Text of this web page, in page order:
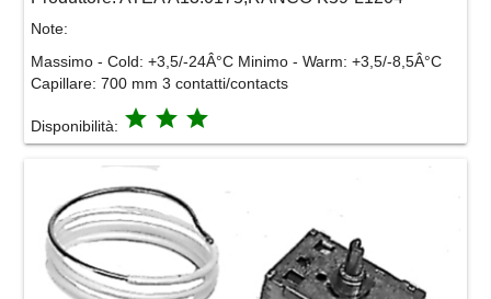
Note:
Massimo - Cold: +3,5/-24Â°C Minimo - Warm: +3,5/-8,5Â°C
Capillare: 700 mm 3 contatti/contacts
Disponibilità: grade grade grade